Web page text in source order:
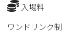
入場料
ワンドリンク制